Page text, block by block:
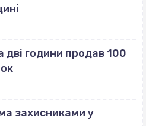
дві години продав 100
захисниками у